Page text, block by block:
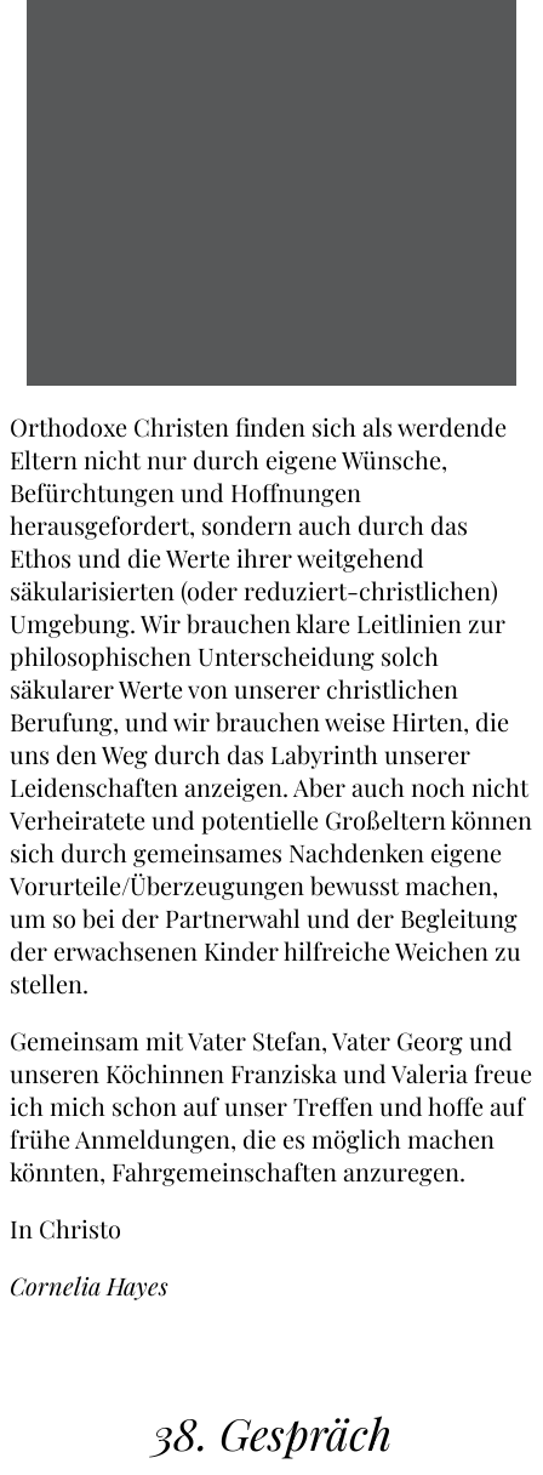
Orthodoxe Christen finden sich als werdende
Eltern nicht nur durch eigene Wünsche,
Befürchtungen und Hoffnungen
herausgefordert, sondern auch durch das
Ethos und die Werte ihrer weitgehend
säkularisierten (oder reduziert-christlichen)
Umgebung. Wir brauchen klare Leitlinien zur
philosophischen Unterscheidung solch
säkularer Werte von unserer christlichen
Berufung, und wir brauchen weise Hirten, die
uns den Weg durch das Labyrinth unserer
Leidenschaften anzeigen. Aber auch noch nicht
Verheiratete und potentielle Großeltern können
sich durch gemeinsames Nachdenken eigene
Vorurteile/Überzeugungen bewusst machen,
um so bei der Partnerwahl und der Begleitung
der erwachsenen Kinder hilfreiche Weichen zu
stellen.
Gemeinsam mit Vater Stefan, Vater Georg und
unseren Köchinnen Franziska und Valeria freue
ich mich schon auf unser Treffen und hoffe auf
frühe Anmeldungen, die es möglich machen
könnten, Fahrgemeinschaften anzuregen.
In Christo
Cornelia Hayes
38. Gespräch